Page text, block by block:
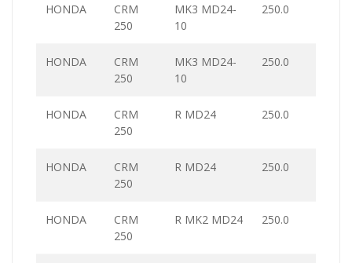
HONDA
CRM
250
MK3 MD24-
10
250.0
HONDA
CRM
250
MK3 MD24-
10
250.0
HONDA
CRM
250
R MD24 250.0
HONDA
CRM
250
R MD24 250.0
HONDA
CRM
250
R MK2 MD24 250.0